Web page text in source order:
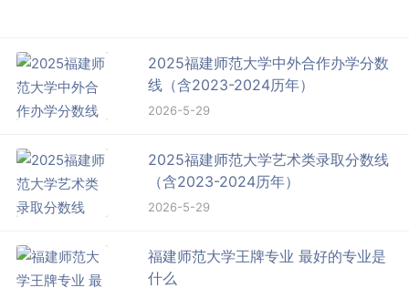
2025福建师范大学中外合作办学分数
线（含2023-2024历年）
2026-5-29
2025福建师范大学艺术类录取分数线
（含2023-2024历年）
2026-5-29
福建师范大学王牌专业 最好的专业是
什么